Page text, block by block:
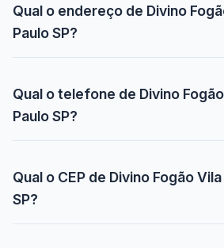
Qual o endereço de Divino
Paulo SP?
Qual o telefone de Divino
Paulo SP?
Qual o CEP de Divino Fogão
SP?